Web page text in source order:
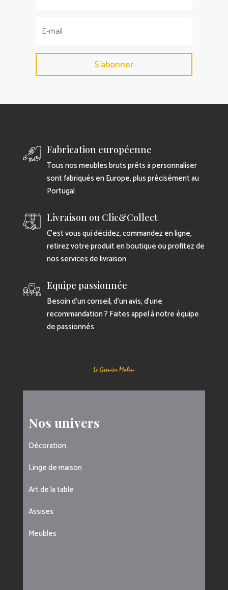
S'abonner
Fabrication européenne
Tous nos meubles bruts prêts à personnaliser
sont fabriqués en Europe, plus précisément au
Portugal
Livraison ou Clic&Collect
C’est vous qui décidez, commandez en ligne,
retirez votre produit en boutique ou profitez de
nos services de livraison
Equipe passionnée
Besoin d’un conseil, d’un avis, d’une
recommandation ? Faites appel à notre équipe
de passionnés
Nos univers
Décoration
Linge de maison
Art de la table
Assises
Meubles